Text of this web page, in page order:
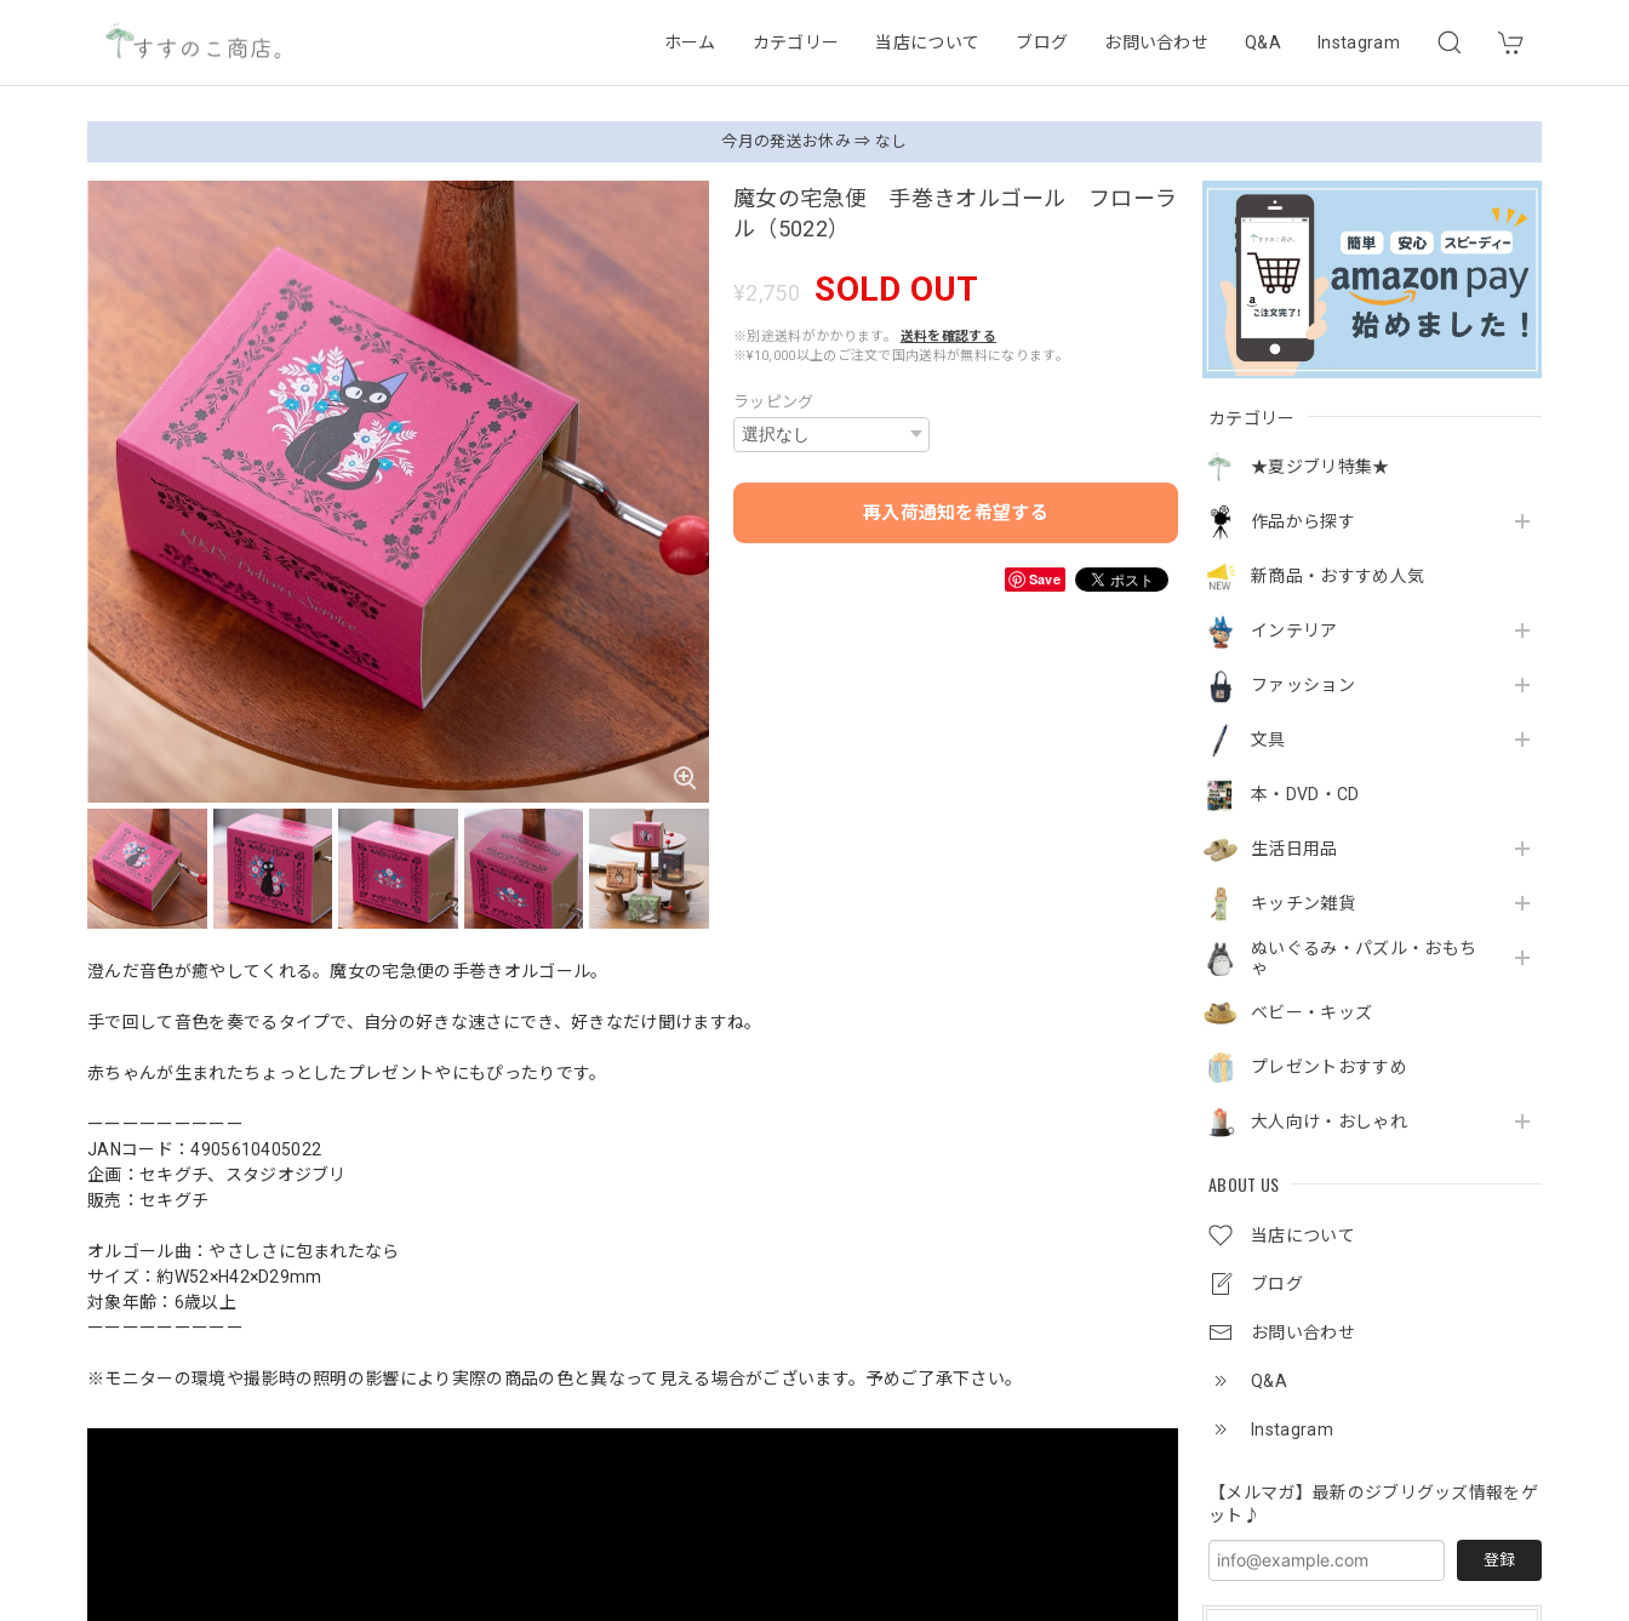
ホーム カテゴリー 当店について ブログ お問い合わせ Q&A Instagram
今月の発送お休み ⇒ なし
カテゴリー
★夏ジブリ特集★
作品から探す
新商品・おすすめ人気
インテリア
ファッション
文具
本・DVD・CD
生活日用品
キッチン雑貨
ぬいぐるみ・パズル・おもち
ゃ
ベビー・キッズ
プレゼントおすすめ
大人向け・おしゃれ
ABOUT US
当店について
ブログ
お問い合わせ
Q&A
Instagram
【メルマガ】最新のジブリグッズ情報をゲ
ット♪
登録
魔女の宅急便 手巻きオルゴール フローラ
ル（5022）
¥2,750 SOLD OUT
※別途送料がかかります。
送料を確認する
※¥10,000以上のご注文で国内送料が無料になります。
ラッピング
再入荷通知を希望する
Save
澄んだ音色が癒やしてくれる。魔女の宅急便の手巻きオルゴール。
手で回して音色を奏でるタイプで、自分の好きな速さにでき、好きなだけ聞けますね。
赤ちゃんが生まれたちょっとしたプレゼントやにもぴったりです。
ーーーーーーーーー
JANコード：4905610405022
企画：セキグチ、スタジオジブリ
販売：セキグチ
オルゴール曲：やさしさに包まれたなら
サイズ：約W52×H42×D29mm
対象年齢：6歳以上
ーーーーーーーーー
※モニターの環境や撮影時の照明の影響により実際の商品の色と異なって見える場合がございます。予めご了承下さい。